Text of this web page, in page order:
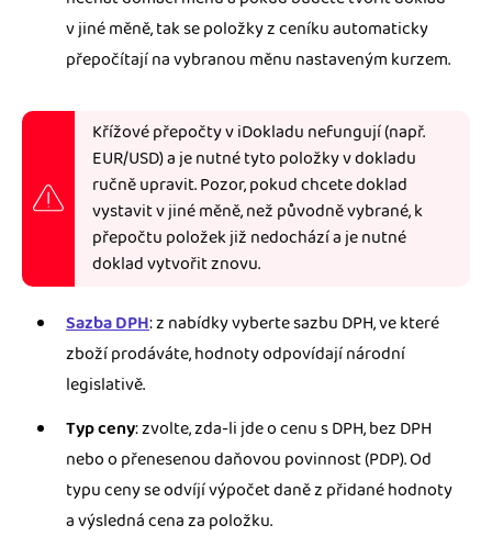
v jiné měně, tak se položky z ceníku automaticky
přepočítají na vybranou měnu nastaveným kurzem.
Křížové přepočty v iDokladu nefungují (např.
EUR/USD) a je nutné tyto položky v dokladu
ručně upravit. Pozor, pokud chcete doklad
vystavit v jiné měně, než původně vybrané, k
přepočtu položek již nedochází a je nutné
doklad vytvořit znovu.
Sazba DPH: z nabídky vyberte sazbu DPH, ve které
zboží prodáváte, hodnoty odpovídají národní
legislativě.
Typ ceny: zvolte, zda-li jde o cenu s DPH, bez DPH
nebo o přenesenou daňovou povinnost (PDP). Od
typu ceny se odvíjí výpočet daně z přidané hodnoty
a výsledná cena za položku.